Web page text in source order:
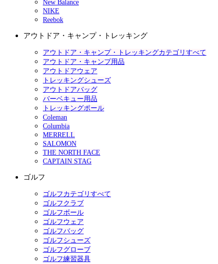
New Balance
NIKE
Reebok
アウトドア・キャンプ・トレッキング
アウトドア・キャンプ・トレッキングカテゴリすべて
アウトドア・キャンプ用品
アウトドアウェア
トレッキングシューズ
アウトドアバッグ
バーベキュー用品
トレッキングポール
Coleman
Columbia
MERRELL
SALOMON
THE NORTH FACE
CAPTAIN STAG
ゴルフ
ゴルフカテゴリすべて
ゴルフクラブ
ゴルフボール
ゴルフウェア
ゴルフバッグ
ゴルフシューズ
ゴルフグローブ
ゴルフ練習器具